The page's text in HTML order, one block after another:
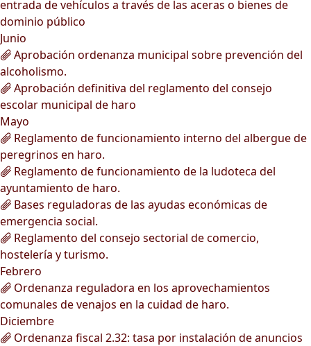
entrada de vehículos a través de las aceras o bienes de
dominio público
Junio
Aprobación ordenanza municipal sobre prevención del
alcoholismo.
Aprobación definitiva del reglamento del consejo
escolar municipal de haro
Mayo
Reglamento de funcionamiento interno del albergue de
peregrinos en haro.
Reglamento de funcionamiento de la ludoteca del
ayuntamiento de haro.
Bases reguladoras de las ayudas económicas de
emergencia social.
Reglamento del consejo sectorial de comercio,
hostelería y turismo.
Febrero
Ordenanza reguladora en los aprovechamientos
comunales de venajos en la cuidad de haro.
Diciembre
Ordenanza fiscal 2.32: tasa por instalación de anuncios